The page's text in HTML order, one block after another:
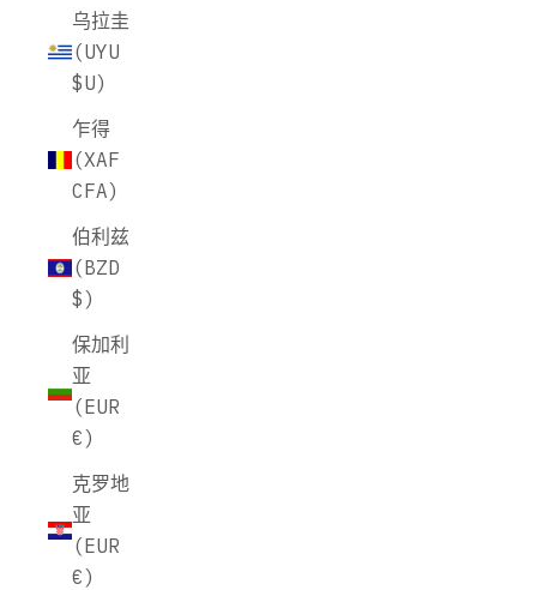
乌拉圭
(UYU
$U)
乍得
(XAF
CFA)
伯利兹
(BZD
$)
保加利
亚
(EUR
€)
克罗地
亚
(EUR
€)